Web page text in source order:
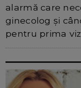
alarmă care
ginecolog și
pentru prima